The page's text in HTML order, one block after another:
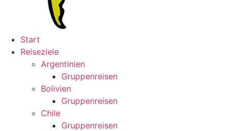
Start
Reiseziele
Argentinien
Gruppenreisen
Bolivien
Gruppenreisen
Chile
Gruppenreisen